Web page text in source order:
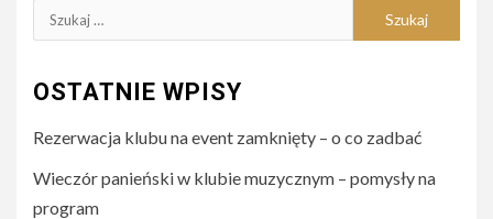
Szukaj:
OSTATNIE WPISY
Rezerwacja klubu na event zamknięty – o co zadbać
Wieczór panieński w klubie muzycznym – pomysły na
program